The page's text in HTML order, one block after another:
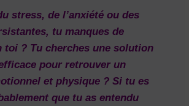
stress, de l’anxiété ou des
tu manques de
toi ? Tu cherches une solution
pour retrouver un
et physique ? Si tu es
que tu as entendu